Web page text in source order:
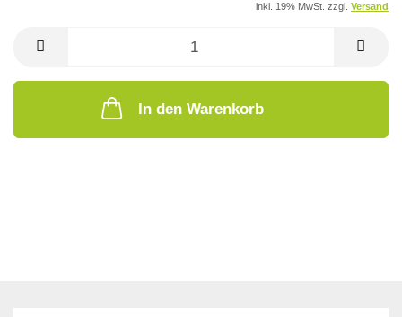
inkl. 19% MwSt. zzgl. Versand
In den Warenkorb